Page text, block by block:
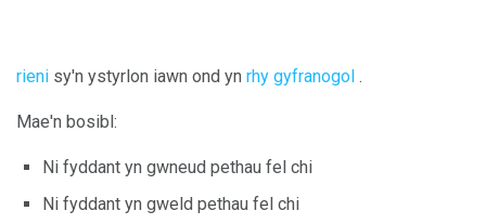
rieni sy'n ystyrlon iawn ond yn rhy gyfranogol .
Mae'n bosibl:
Ni fyddant yn gwneud pethau fel chi
Ni fyddant yn gweld pethau fel chi